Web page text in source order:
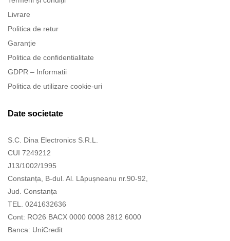
Livrare
Politica de retur
Garanție
Politica de confidentialitate
GDPR – Informatii
Politica de utilizare cookie-uri
Date societate
S.C. Dina Electronics S.R.L.
CUI 7249212
J13/1002/1995
Constanța, B-dul. Al. Lăpușneanu nr.90-92,
Jud. Constanța
TEL. 0241632636
Cont: RO26 BACX 0000 0008 2812 6000
Banca: UniCredit